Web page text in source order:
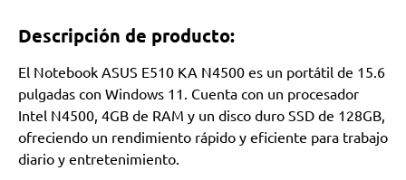
Descripción de producto:
El Notebook ASUS E510 KA N4500 es un portátil de 15.6
pulgadas con Windows 11. Cuenta con un procesador
Intel N4500, 4GB de RAM y un disco duro SSD de 128GB,
ofreciendo un rendimiento rápido y eficiente para trabajo
diario y entretenimiento.